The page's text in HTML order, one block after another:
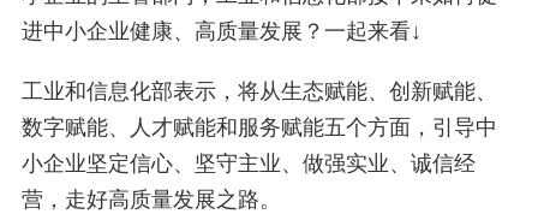
进中小企业健康、高质量发展？一起来看↓
工业和信息化部表示，将从生态赋能、创新赋能、
数字赋能、人才赋能和服务赋能五个方面，引导中
小企业坚定信心、坚守主业、做强实业、诚信经
营，走好高质量发展之路。